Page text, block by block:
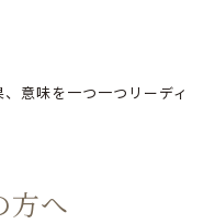
意味を一つ一つリーディ
方へ